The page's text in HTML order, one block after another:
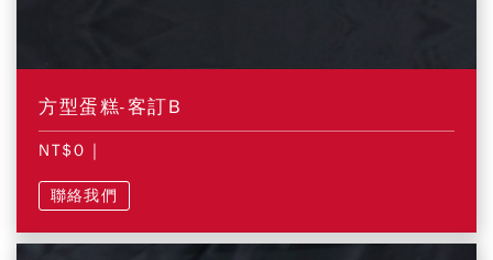
方型蛋糕-客訂B
NT$0 |
聯絡我們